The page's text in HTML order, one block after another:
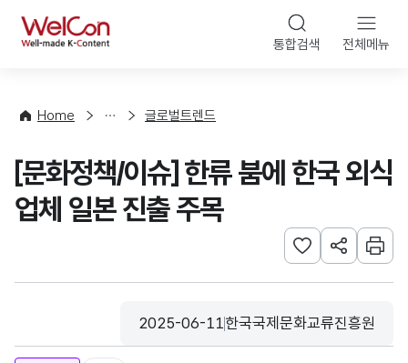
WelCon 통합검색 전체메뉴
Home
향
계
글로벌트렌드
[문화정책/이슈] 한류 붐에 한국 외식
업체 일본 진출 주목
관심사 등록하기
URL 공유하
인쇄
등록일
2025-06-11
수집기관
한국국제문화교류진흥원